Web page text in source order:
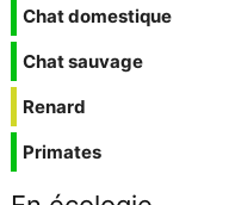
Chat domestique
Chat sauvage
Renard
Primates